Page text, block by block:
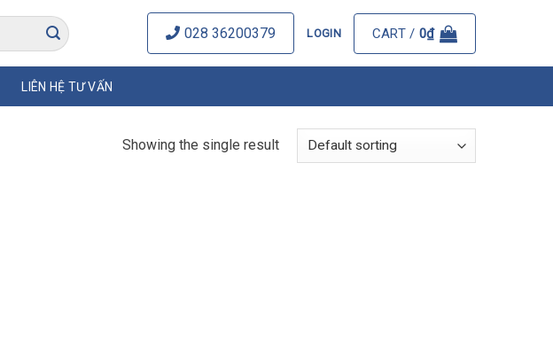
028 36200379 LOGIN CART /0₫
LIÊN HỆ TƯ VẤN
Showing the single result